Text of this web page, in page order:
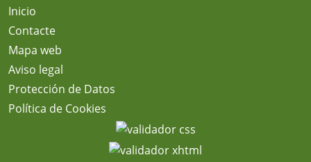
Inicio
Contacte
Mapa web
Aviso legal
Protección de Datos
Política de Cookies